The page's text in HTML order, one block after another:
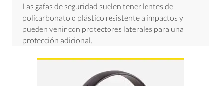
Las gafas de seguridad suelen tener lentes de
policarbonato o plástico resistente a impactos y
pueden venir con protectores laterales para una
protección adicional.